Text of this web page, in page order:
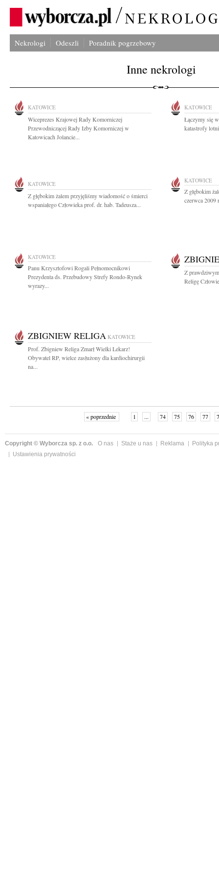
Nekrologi Odeszli Poradnik pogrzebowy
Inne nekrologi
KATOWICE
Wiceprezes Krajowej Rady Komorniczej
Przewodniczącej Rady Izby Komorniczej w
Katowicach Jolancie...
KATOWICE
Łączymy się
katastrofy
KATOWICE
Z głębokim żalem przyjęliśmy wiadomość o śmierci
wspaniałego Człowieka prof. dr. hab. Tadeusza...
KATOWICE
Z głębokim
czerwca 2009
KATOWICE
Panu Krzysztofowi Rogali Pełnomocnikowi
Prezydenta ds. Przebudowy Strefy Rondo-Rynek
wyrazy...
Z
Religę
ZBIGNIEW RELIGA KATOWICE
Prof. Zbigniew Religa Zmarł Wielki Lekarz!
Obywatel RP, wielce zasłużony dla kardiochirurgii
na...
« poprzednie 1 ... 74 75 76 77
Copyright © Wyborcza sp. z o.o. O nas Staże u nas Reklama
Polityka
Ustawienia prywatności